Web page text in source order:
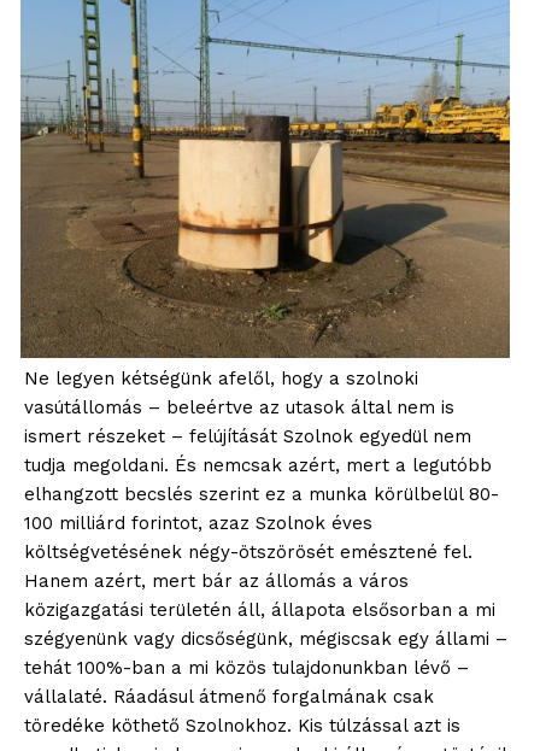
Ne legyen kétségünk afelől, hogy a szolnoki
vasútállomás – beleértve az utasok által nem is
ismert részeket – felújítását Szolnok egyedül nem
tudja megoldani. És nemcsak azért, mert a legutóbb
elhangzott becslés szerint ez a munka körülbelül 80-
100 milliárd forintot, azaz Szolnok éves
költségvetésének négy-ötszörösét emésztené fel.
Hanem azért, mert bár az állomás a város
közigazgatási területén áll, állapota elsősorban a mi
szégyenünk vagy dicsőségünk, mégiscsak egy állami –
tehát 100%-ban a mi közös tulajdonunkban lévő –
vállalaté. Ráadásul átmenő forgalmának csak
töredéke köthető Szolnokhoz. Kis túlzással azt is